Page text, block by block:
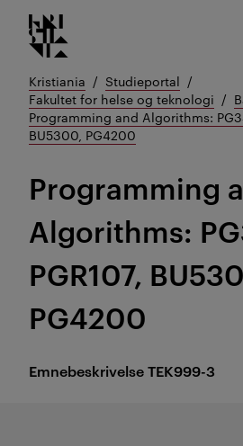
Gå
til
innhold
Kristiania logo
Kristiania
Studieportal
Fakultet for helse og teknologi
Programming and Algorithms:
BU5300, PG4200
EmnebeskrivelseTEK999-3
Programming
Algorithms:
PGR107,
PG4200